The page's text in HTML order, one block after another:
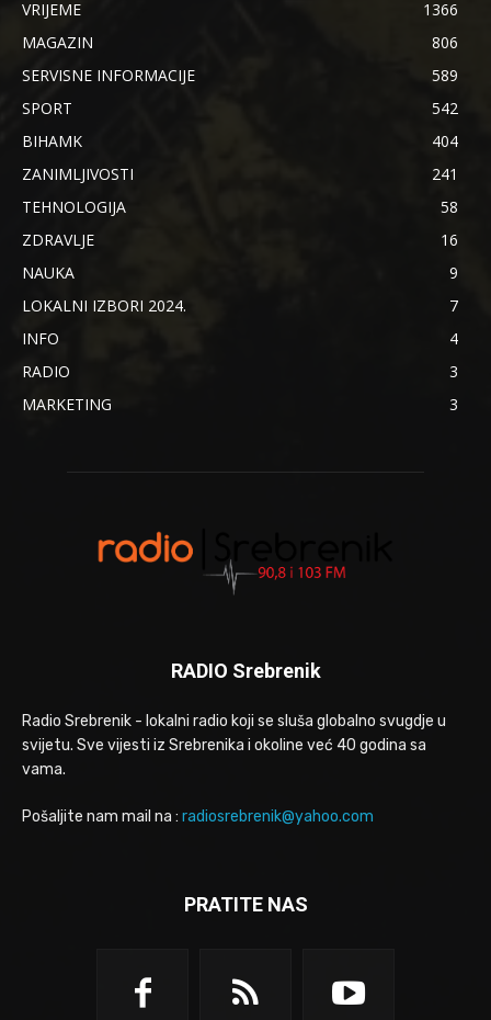
VRIJEME
1366
MAGAZIN
806
SERVISNE INFORMACIJE
589
SPORT
542
BIHAMK
404
ZANIMLJIVOSTI
241
TEHNOLOGIJA
58
ZDRAVLJE
16
NAUKA
9
LOKALNI IZBORI 2024.
7
INFO
4
RADIO
3
MARKETING
3
RADIO Srebrenik
Radio Srebrenik - lokalni radio koji se sluša globalno svugdje u
svijetu. Sve vijesti iz Srebrenika i okoline već 40 godina sa
vama.
Pošaljite nam mail na : radiosrebrenik@yahoo.com
PRATITE NAS